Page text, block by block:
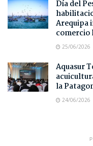
Día del
Arequipa
25/06/2026
Aquasur
la
24/06/2026